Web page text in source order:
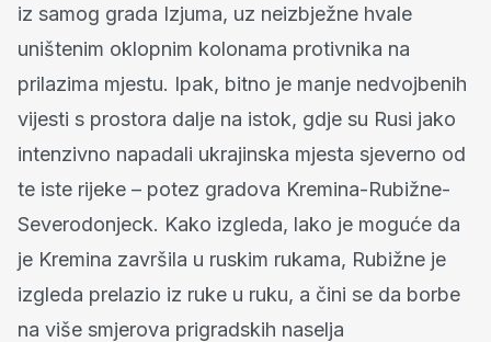
iz samog grada Izjuma, uz neizbježne hvale
uništenim oklopnim kolonama protivnika na
prilazima mjestu. Ipak, bitno je manje nedvojbenih
vijesti s prostora dalje na istok, gdje su Rusi jako
intenzivno napadali ukrajinska mjesta sjeverno od
te iste rijeke – potez gradova Kremina-Rubižne-
Severodonjeck. Kako izgleda, lako je moguće da
je Kremina završila u ruskim rukama, Rubižne je
izgleda prelazio iz ruke u ruku, a čini se da borbe
na više smjerova prigradskih naselja